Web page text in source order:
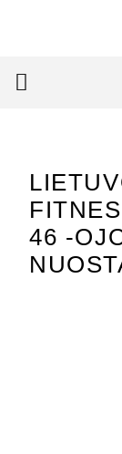
46 -